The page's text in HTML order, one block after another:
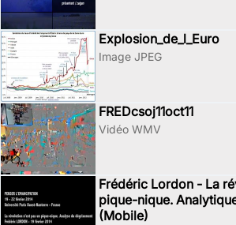
Explosion_de_l_Euro
Image JPEG
FREDcsoj11oct11
Vidéo WMV
Frédéric Lordon - La
pique-nique.
(Mobile)